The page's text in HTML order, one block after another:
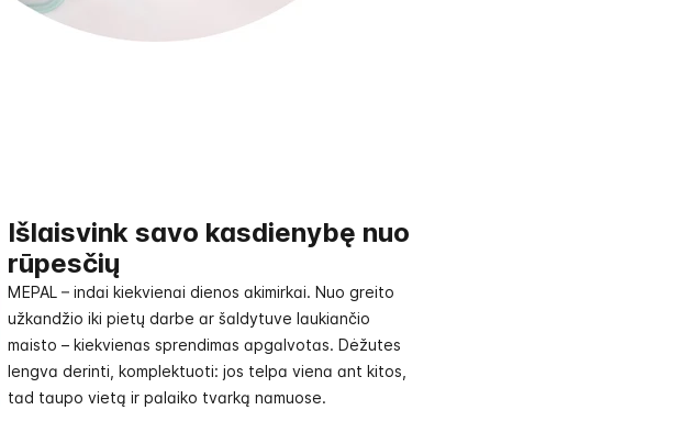
Išlaisvink savo kasdienybę nuo
rūpesčių
MEPAL – indai kiekvienai dienos akimirkai. Nuo greito
užkandžio iki pietų darbe ar šaldytuve laukiančio
maisto – kiekvienas sprendimas apgalvotas. Dėžutes
lengva derinti, komplektuoti: jos telpa viena ant kitos,
tad taupo vietą ir palaiko tvarką namuose.